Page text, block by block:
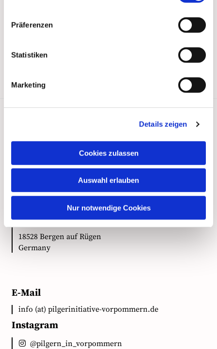
Präferenzen
Statistiken
Marketing
Details zeigen
Cookies zulassen
Auswahl erlauben
Nur notwendige Cookies
Kontakt
Anschrift
Ökumenische Pilgerinitiative Vorpommern e.V.
Clementstr. 1
18528 Bergen auf Rügen
Germany
E-Mail
info (at) pilgerinitiative-vorpommern.de
Instagram
@pilgern_in_vorpommern